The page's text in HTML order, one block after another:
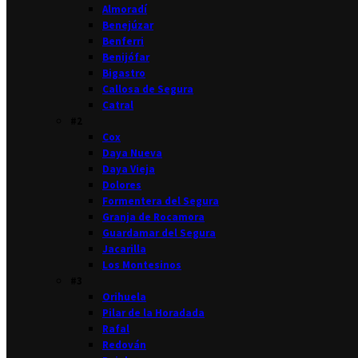
Almoradí
Benejúzar
Benferri
Benijófar
Bigastro
Callosa de Segura
Catral
Cox
Daya Nueva
Daya Vieja
Dolores
Formentera del Segura
Granja de Rocamora
Guardamar del Segura
Jacarilla
Los Montesinos
Orihuela
Pilar de la Horadada
Rafal
Redován